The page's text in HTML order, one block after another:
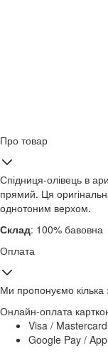
Про товар
Спідниця-олівець в
прямий. Ця
однотоним верхом.
Склад: 100% бавовна
Оплата
Ми пропонуємо кілька
Онлайн-оплата
Visa / Mastercard
Google Pay /